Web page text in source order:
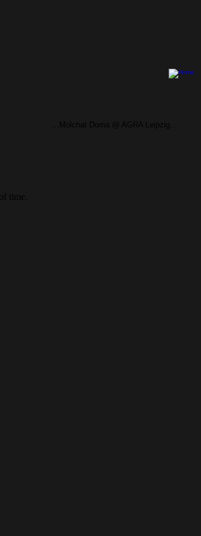
…Molchat Doma @ AGRA Leipzig…